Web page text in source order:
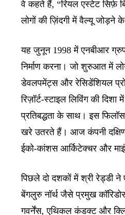
वे कहते हैं, “रियल एस्टेट सिर्फ़
लोगों की ज़िंदगी में वैल्यू जोड़ने
यह जुनून 1998 में एनबीआर
निर्माण करना। जो शुरुआत में
डेवलपमेंट्स और रेसिडेंशियल
रिज़ॉर्ट-स्टाइल लिविंग की
प्रतिबद्धता के साथ। इस
खरे उतरते हैं। आज कंपनी
ईको-कांशस आर्किटेक्चर और
पिछले दो दशकों में श्री रेड्डी
बेंगलुरु नॉर्थ जैसे प्रमुख
गवर्नेंस, एथिकल कंडक्ट और